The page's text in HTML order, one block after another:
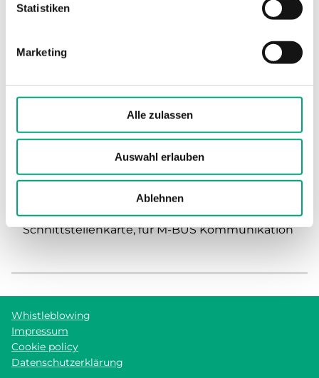
Statistiken
Marketing
Alle zulassen
Auswahl erlauben
Ablehnen
Artikel
RU9S.M
Schnittstellenkarte, für M-BUS Kommunikation
Whistleblowing
Impressum
Cookie policy
Datenschutzerklärung